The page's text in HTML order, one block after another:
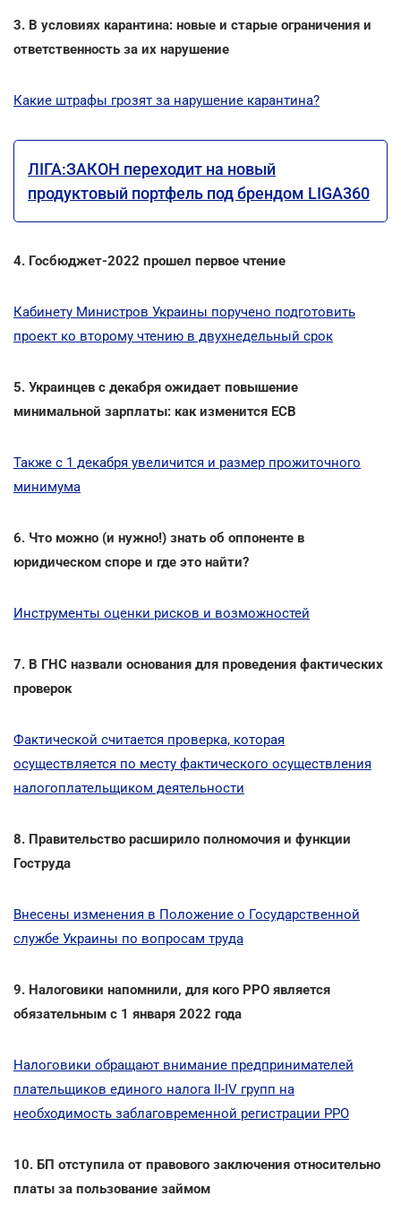
3. В условиях карантина: новые и старые ограничения и
ответственность за их нарушение
Какие штрафы грозят за нарушение карантина?
ЛІГА:ЗАКОН переходит на новый
продуктовый портфель под брендом LIGA360
4. Госбюджет-2022 прошел первое чтение
Кабинету Министров Украины поручено подготовить
проект ко второму чтению в двухнедельный срок
5. Украинцев с декабря ожидает повышение
минимальной зарплаты: как изменится ЕСВ
Также с 1 декабря увеличится и размер прожиточного
минимума
6. Что можно (и нужно!) знать об оппоненте в
юридическом споре и где это найти?
Инструменты оценки рисков и возможностей
7. В ГНС назвали основания для проведения фактических
проверок
Фактической считается проверка, которая
осуществляется по месту фактического осуществления
налогоплательщиком деятельности
8. Правительство расширило полномочия и функции
Гоструда
Внесены изменения в Положение о Государственной
службе Украины по вопросам труда
9. Налоговики напомнили, для кого РРО является
обязательным с 1 января 2022 года
Налоговики обращают внимание предпринимателей
плательщиков единого налога ІІ-ІV групп на
необходимость заблаговременной регистрации РРО
10. БП отступила от правового заключения относительно
платы за пользование займом